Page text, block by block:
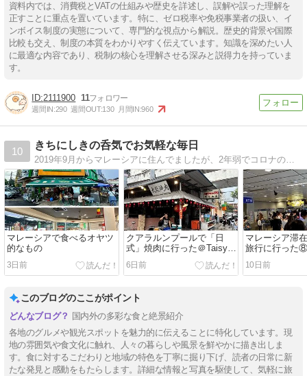
資料内では、消費税とVATの仕組みや歴史を詳述し、誤解や誤った理解を
正すことに重点を置いています。特に、ゼロ税率や免税事業者の扱い、イ
ンボイス制度の実態について、専門的な視点から解説。歴史的背景や国際
比較も交え、制度の本質をわかりやすく伝えています。知識を深めたい人
に最適な内容であり、税制の核心を理解させる深みと説得力を持っていま
す。
2111900 11
週間IN:290 週間OUT:130 月間IN:960
10
きちにしきの呑気でお気軽な毎日
2019年9月からマレーシアに住んでましたが、2年弱でコロナの為に帰国。コロナが落ち着いたら渡鳥みたいにマレーシアで越冬生活する予定。お気軽生活と、相棒とのちょこちょこ気まぐれ行き当たりばったり旅の記録です。浮草のように生きるのが目標(笑)
マレーシアで食べるオヤツ
的なもの
3日前
クアラルンプールで「日
式」焼肉に行った＠Taisyu
Yakiniku (Japanese BBQ)
6日前
マレーシア滞
旅行に行った⑧
10日前
このブログのここがポイント
国内外の多彩な食と絶景紹介
各地のグルメや観光スポットを魅力的に伝えることに特化しています。現
地の雰囲気や食文化に触れ、人々の暮らしや風景を鮮やかに描き出しま
す。食に対するこだわりと地域の特色を丁寧に掘り下げ、読者の日常に新
たな発見と感動をもたらします。詳細な情報と写真を駆使して、気軽に旅